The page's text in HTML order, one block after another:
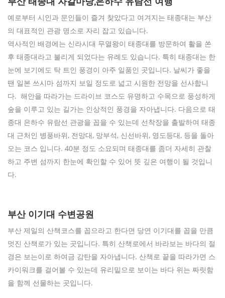
예로부터 시인과 문인들이 즐겨 찾았다고 여겨지는 태종대는 부산
의 대표적인 관광 명소로 자리 잡고 있습니다.
역사적인 배경에는 신라시대 무열왕이 태종대를 방문하여 활을 쏜
후 태종대라고 불리게 되었다는 유례도 있습니다. 특히 태종대는 한
눈에 보기에도 탁 트인 풍경이 아주 일품인 곳입니다. 날씨가 좋을
땐 일본 쓰시마 섬까지 보일 정도로 넓고 시원한 전망을 선사합니
다. 해안을 따라가는 드라이브 코스도 유명하고 수목으로 풍성하게
숲을 이루고 있는 길가는 인상적인 풍경을 자아냅니다. 다음으로 태
종대 은하수 유람선 관광을 꼽을 수 있는데 선착장을 출발하여 태종
대 근처인 병풍바위, 전망대, 망부석, 신선바위, 영도등대, 등을 돌아
오는 코스 입니다. 40분 정도 소요되며 태종대를 좀더 자세히 관찰
하고 주변 섬까지 한눈에 확인할 수 있어 뜻 깊은 여행이 될 것입니
다.
부산 이기대 수변공원
부산 제일의 산책코스를 꼽으라고 한다면 당연 이기대를 꼽을 만큼
멋진 산책로가 있는 곳입니다. 특히 산책로에서 바라보는 바다의 절
경은 보는이로 하여금 감탄을 자아냅니다. 산책로 끝을 따라가면 스
카이워크를 걸어볼 수 있는데 유리밑으로 보이는 바다 위는 짜릿함
을 함께 선물하는 곳입니다.